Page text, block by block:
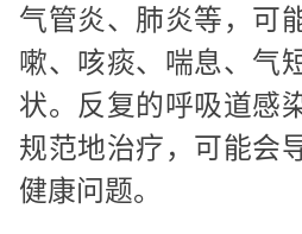
气管炎、肺炎等，可
嗽、咳痰、喘息、气
状。反复的呼吸道感
规范地治疗，可能会
健康问题。